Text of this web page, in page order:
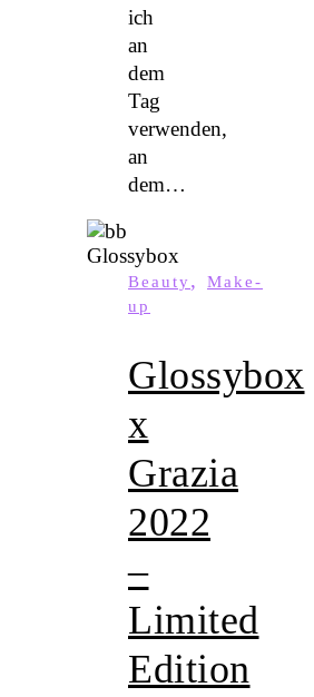
ich
an
dem
Tag
verwenden,
an
dem…
Beauty,
Make-
up
Glossybox
x
Grazia
2022
–
Limited
Edition